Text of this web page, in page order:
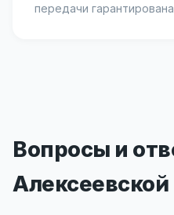
передачи
Вопросы и
Алексеевской